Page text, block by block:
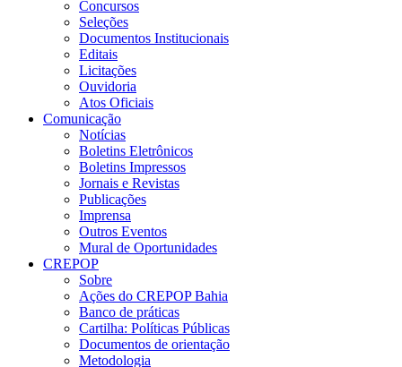
Concursos
Seleções
Documentos Institucionais
Editais
Licitações
Ouvidoria
Atos Oficiais
Comunicação
Notícias
Boletins Eletrônicos
Boletins Impressos
Jornais e Revistas
Publicações
Imprensa
Outros Eventos
Mural de Oportunidades
CREPOP
Sobre
Ações do CREPOP Bahia
Banco de práticas
Cartilha: Políticas Públicas
Documentos de orientação
Metodologia